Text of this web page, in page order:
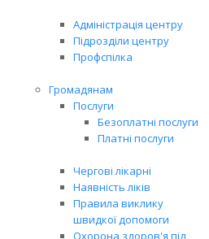
Адміністрація центру
Підрозділи центру
Профспілка
Громадянам
Послуги
Безоплатні послуги
Платні послуги
Чергові лікарні
Наявність ліків
Правила виклику
швидкої допомоги
Охорона здоров'я під